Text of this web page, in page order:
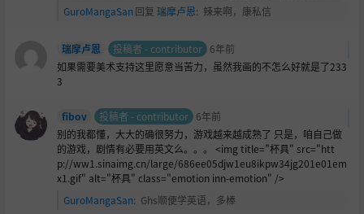
GuroMangaSan回复 瑞摩卢恩: 辣来啊，康私信
瑞摩卢恩 投稿者 - contributor 6年前
如果需要美术支持这里愿意当苦力，虽然我画的不怎么好就是了233
3
fibov 投稿者 - contributor 6年前
别的我都懂，大大的确很努力，游戏越来越成熟了 只是，咱自己做
的游戏，剧情有必要用英文么。。。 <img title="杯具" src="htt
p://ww1.sinaimg.cn/large/686ee05djw1eu8ikpw34jg201e01em
x1.gif" alt="杯具" class="emotion inn-emotion" />
GuroMangaSan: Ghs顺便学英语，多棒